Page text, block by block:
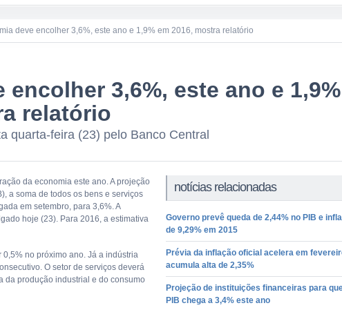
deve encolher 3,6%, este ano e 1,9% em 2016, mostra relatório
encolher 3,6%, este ano e 1,9%
relatório
quarta-feira (23) pelo Banco Central
notícias relacionadas
Governo prevê queda de 2,44% no PIB e
de 9,29% em 2015
Prévia da inflação oficial acelera em
acumula alta de 2,35%
Projeção de instituições financeiras para
PIB chega a 3,4% este ano
da economia este ano. A projeção
a soma de todos os bens e serviços
em setembro, para 3,6%. A
hoje (23). Para 2016, a estimativa
no próximo ano. Já a indústria
O setor de serviços deverá
da produção industrial e do consumo